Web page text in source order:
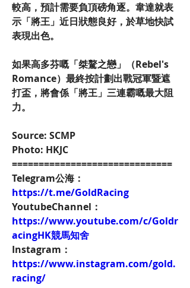
較高，預計需要負頂磅角逐。韋達就表
示「將王」近日狀態良好，於草地快試
表現出色。
如果高多芬嘅「桀驁之戀」（Rebel's
Romance）最終按計劃出戰冠軍暨遮
打盃，將會係「將王」三連霸嘅最大阻
力。
Source: SCMP
Photo: HKJC
==============================
Telegram公海：
https://t.me/GoldRacing
YoutubeChannel：
https://www.youtube.com/c/Goldr
acingHK競馬知舍
Instagram：
https://www.instagram.com/gold.
racing/